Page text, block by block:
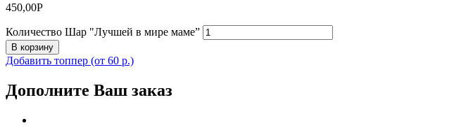
450,00Р
Количество Шар "Лучшей в мире маме”
В корзину
Добавить топпер (от 60 р.)
Дополните Ваш заказ